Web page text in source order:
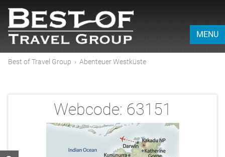
MENU
Best of Travel Group › Abenteuer Westküste
Webcode: 63151